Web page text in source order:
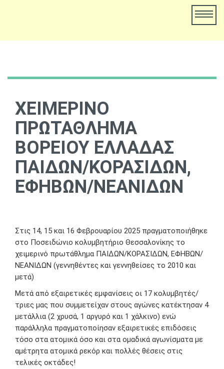
ΧΕΙΜΕΡΙΝΟ
ΠΡΩΤΑΘΛΗΜΑ
ΒΟΡΕΙΟΥ ΕΛΛΑΔΑΣ
ΠΑΙΔΩΝ/ΚΟΡΑΣΙΔΩΝ,
ΕΦΗΒΩΝ/ΝΕΑΝΙΔΩΝ
Στις 14, 15 και 16 Φεβρουαρίου 2025 πραγματοποιήθηκε
στο Ποσειδώνιο κολυμβητήριο Θεσσαλονίκης το
χειμερινό πρωτάθλημα ΠΑΙΔΩΝ/ΚΟΡΑΣΙΔΩΝ, ΕΦΗΒΩΝ/
ΝΕΑΝΙΔΩΝ (γεννηθέντες και γεννηθείσες το 2010 και
μετά)
Μετά από εξαιρετικές εμφανίσεις οι 17 κολυμβητές/
τριες μας που συμμετείχαν στους αγώνες κατέκτησαν 4
μετάλλια (2 χρυσά, 1 αργυρό και 1 χάλκινο) ενώ
παράλληλα πραγματοποίησαν εξαιρετικές επιδόσεις
τόσο στα ατομικά όσο και στα ομαδικά αγωνίσματα με
αμέτρητα ατομικά ρεκόρ και πολλές θέσεις στις
τελικές οκτάδες!